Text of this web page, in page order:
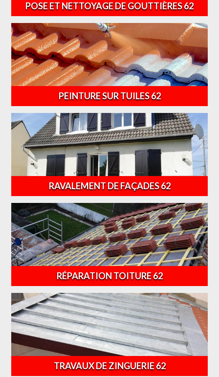
POSE ET NETTOYAGE DE GOUTTIÈRES 62
PEINTURE SUR TUILES 62
RAVALEMENT DE FAÇADES 62
RÉPARATION TOITURE 62
TRAVAUX DE ZINGUERIE 62